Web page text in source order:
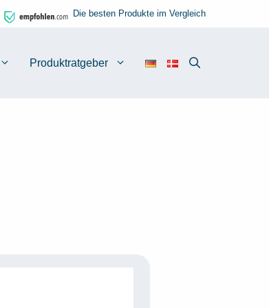
Die besten Produkte im Vergleich
Produktratgeber